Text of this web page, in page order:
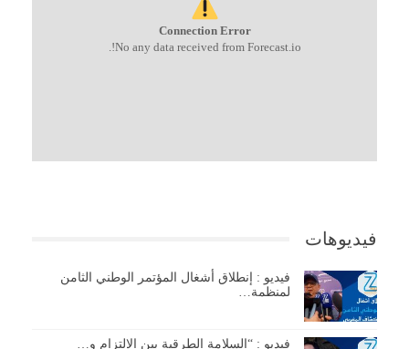
Connection Error
No any data received from Forecast.io!.
فيديوهات
فيديو : إنطلاق أشغال المؤتمر الوطني الثامن
لمنظمة…
فيديو : “السلامة الطرقية بين الإلتزام و…